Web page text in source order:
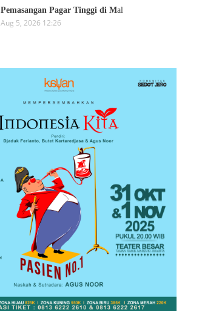
Pemasangan Pagar Tinggi di Mal
Aug 5, 2026 12:26